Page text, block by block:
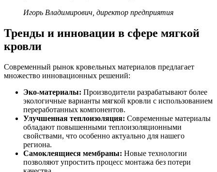
Игорь Владимирович, директор предприятия
Тренды и инновации в сфере мягкой
кровли
Современный рынок кровельных материалов предлагает
множество инновационных решений:
Эко-материалы: Производители разрабатывают более
экологичные варианты мягкой кровли с использованием
переработанных компонентов.
Улучшенная теплоизоляция: Современные материалы
обладают повышенными теплоизоляционными
свойствами, что особенно актуально для нашего
региона.
Самоклеящиеся мембраны: Новые технологии
позволяют упростить процесс монтажа без потери